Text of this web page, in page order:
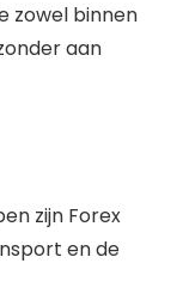
zowel binnen
aan
zijn Forex
en de